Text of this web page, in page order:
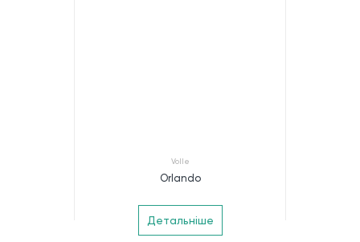
Volle
Orlando
Детальніше